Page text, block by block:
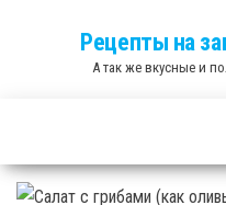
Рецепты на
А так же вкусные и